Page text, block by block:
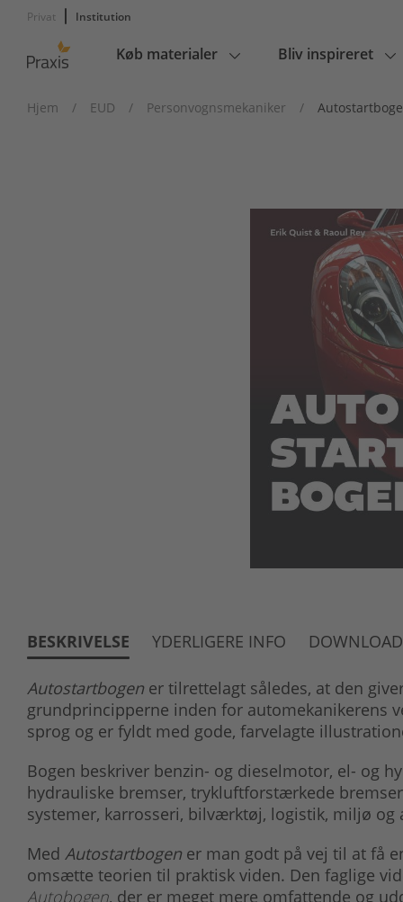
Privat Institution
Main
Køb materialer Bliv inspireret
Hjem / EUD / Personvognsmekaniker /
BESKRIVELSE YDERLIGERE INFO
Autostartbogen er tilrettelagt således, at den
grundprincipperne inden for automekanikerens
sprog og er fyldt med gode, farvelagte
Bogen beskriver benzin- og dieselmotor, el- og
hydrauliske bremser, trykluftforstærkede
systemer, karrosseri, bilværktøj, logistik, miljø og
Med Autostartbogen er man godt på vej til at få
omsætte teorien til praktisk viden. Den faglige
Autobogen, der er meget mere omfattende og